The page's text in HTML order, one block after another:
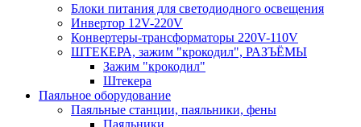
Блоки питания для светодиодного освещения
Инвертор 12V-220V
Конвертеры-трансформаторы 220V-110V
ШТЕКЕРА, зажим "крокодил", РАЗЪЁМЫ
Зажим "крокодил"
Штекера
Паяльное оборудование
Паяльные станции, паяльники, фены
Паяльники